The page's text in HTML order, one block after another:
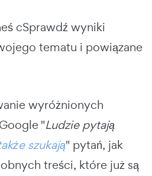
cSprawdź wyniki
tematu i powiązane
wyróżnionych
"Ludzie pytają
szukają" pytań, jak
treści, które już są